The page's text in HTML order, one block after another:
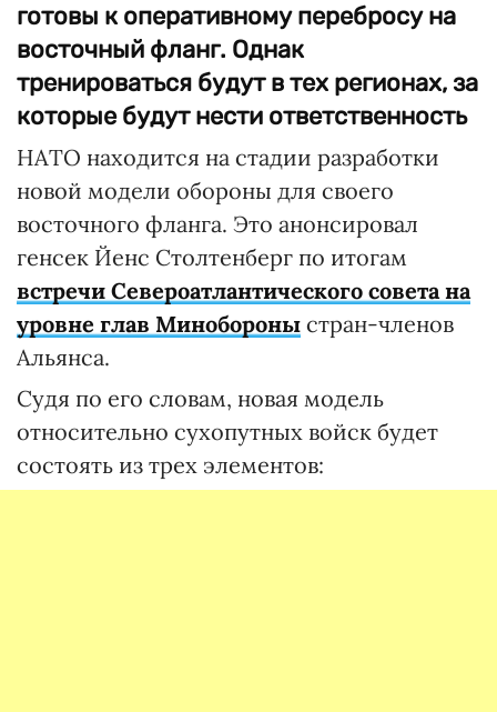
готовы к оперативному перебросу на
восточный фланг. Однак
тренироваться будут в тех регионах, за
которые будут нести ответственность
НАТО находится на стадии разработки
новой модели обороны для своего
восточного фланга. Это анонсировал
генсек Йенс Столтенберг по итогам
встречи Североатлантического совета на
уровне глав Минобороны стран-членов
Альянса.
Судя по его словам, новая модель
относительно сухопутных войск будет
состоять из трех элементов: